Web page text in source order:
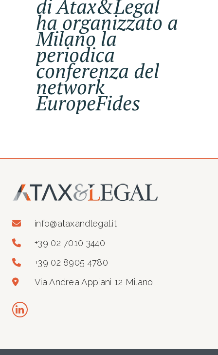
di Atax&Legal
ha organizzato a
Milano la
periodica
conferenza del
network
EuropeFides
info@ataxandlegal.it
+39 02 7010 3440
+39 02 8905 4780
Via Andrea Appiani 12 Milano